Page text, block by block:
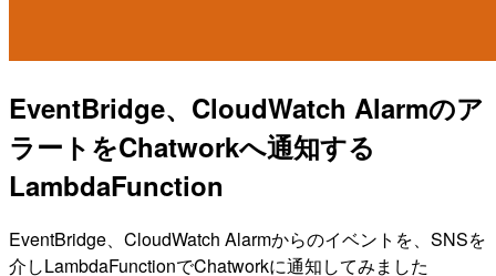
EventBridge、CloudWatch Alarmのア
ラートをChatworkへ通知する
LambdaFunction
EventBridge、CloudWatch Alarmからのイベントを、SNSを
介しLambdaFunctionでChatworkに通知してみました